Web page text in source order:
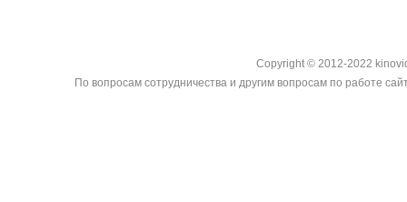
Copyright © 2012-2022
По вопросам сотрудничества и другим вопросам по работе